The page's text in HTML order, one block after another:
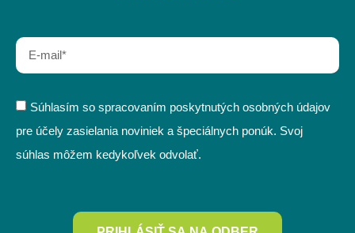
Súhlasím so spracovaním poskytnutých osobných údajov
pre účely zasielania noviniek a špeciálnych ponúk. Svoj
súhlas môžem kedykoľvek odvolať.